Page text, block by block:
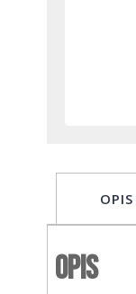
OPIS
Opis